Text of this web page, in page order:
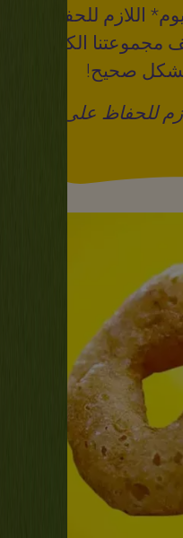
اللازم للحفاظ
الكاملة
بشكل صحيح!
للحفاظ على